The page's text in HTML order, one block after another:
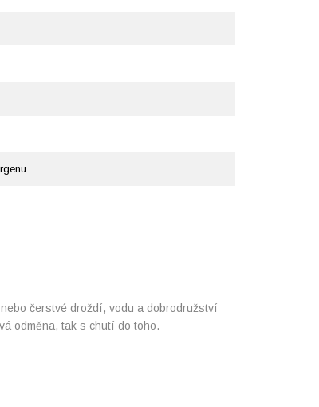
čerstvé droždí, vodu a dobrodružství
odměna, tak s chutí do toho.